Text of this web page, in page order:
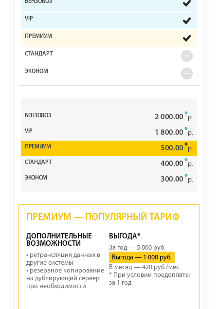
2 000.00*р.
1 800.00*р.
500.00*р.
400.00*р.
300.00*р.
ПРЕМИУМ — ПОПУЛЯРНЫЙ ТАРИФ
ДОПОЛНИТЕЛЬНЫЕ
ВОЗМОЖНОСТИ
• ретрансляция данных в
другие системы
• резервное копирование
на дублирующий сервер
при необходимости
ВЫГОДА*
За год — 5 000 руб.
Выгода — 1 000 руб.
В месяц — 420 руб./мес.
* При условии предоплаты
за 1 год